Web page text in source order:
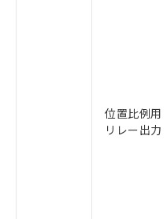
位置比例用
リレー出力